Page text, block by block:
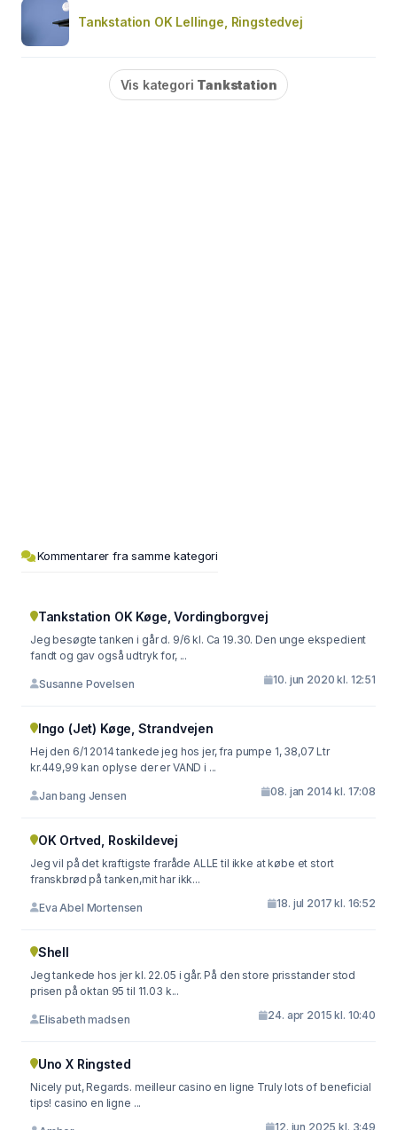
Tankstation OK Lellinge, Ringstedvej
Vis kategori Tankstation
Kommentarer fra samme kategori
Tankstation OK Køge, Vordingborgvej
Jeg besøgte tanken i går d. 9/6 kl. Ca 19.30. Den unge ekspedient
fandt og gav også udtryk for, ...
Susanne Povelsen 10. jun 2020 kl. 12:51
Ingo (Jet) Køge, Strandvejen
Hej den 6/1 2014 tankede jeg hos jer, fra pumpe 1, 38,07 Ltr
kr.449,99 kan oplyse der er VAND i ...
Jan bang Jensen 08. jan 2014 kl. 17:08
OK Ortved, Roskildevej
Jeg vil på det kraftigste fraråde ALLE til ikke at købe et stort
franskbrød på tanken,mit har ikk...
Eva Abel Mortensen 18. jul 2017 kl. 16:52
Shell
Jeg tankede hos jer kl. 22.05 i går. På den store prisstander stod
prisen på oktan 95 til 11.03 k...
Elisabeth madsen 24. apr 2015 kl. 10:40
Uno X Ringsted
Nicely put, Regards. meilleur casino en ligne Truly lots of beneficial
tips! casino en ligne ...
12. jun 2025 kl. 3:49